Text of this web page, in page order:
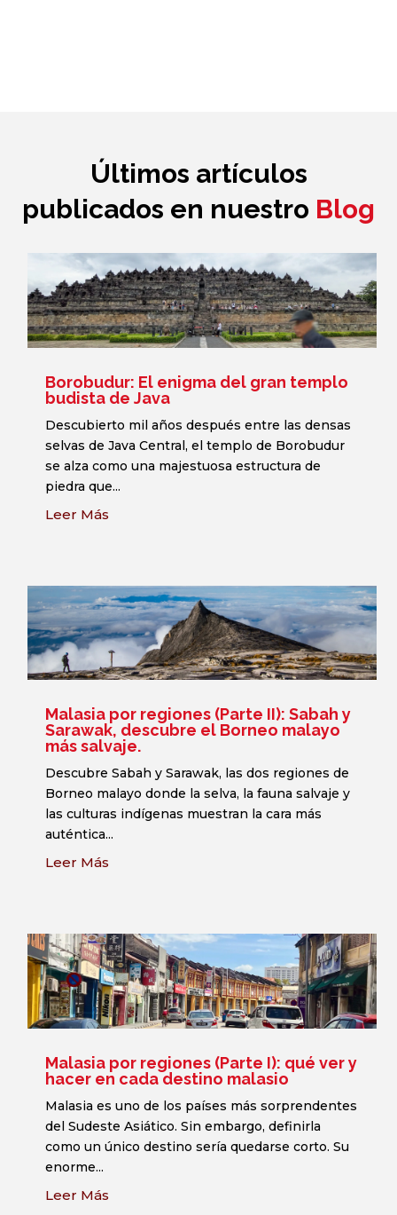
Últimos artículos
publicados en nuestro Blog
Borobudur: El enigma del gran templo
budista de Java
Descubierto mil años después entre las densas
selvas de Java Central, el templo de Borobudur
se alza como una majestuosa estructura de
piedra que...
Leer Más
Malasia por regiones (Parte II): Sabah y
Sarawak, descubre el Borneo malayo
más salvaje.
Descubre Sabah y Sarawak, las dos regiones de
Borneo malayo donde la selva, la fauna salvaje y
las culturas indígenas muestran la cara más
auténtica...
Leer Más
Malasia por regiones (Parte I): qué ver y
hacer en cada destino malasio
Malasia es uno de los países más sorprendentes
del Sudeste Asiático. Sin embargo, definirla
como un único destino sería quedarse corto. Su
enorme...
Leer Más